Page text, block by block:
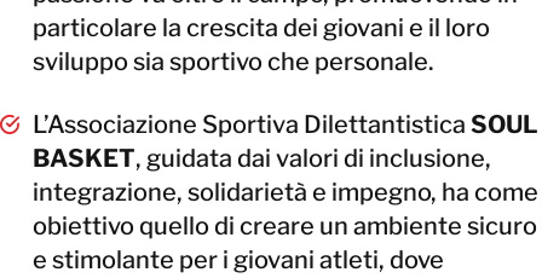
particolare la crescita dei giovani e il loro
sviluppo sia sportivo che personale.
L’Associazione Sportiva Dilettantistica SOUL
BASKET, guidata dai valori di inclusione,
integrazione, solidarietà e impegno, ha come
obiettivo quello di creare un ambiente sicuro
e stimolante per i giovani atleti, dove